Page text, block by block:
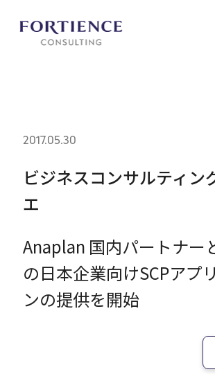
Insight
Expert
Company
ビジネスコンサルティン
エ
Anaplan 国内パートナー
の日本企業向けSCPアプ
ンの提供を開始
2017.05.30